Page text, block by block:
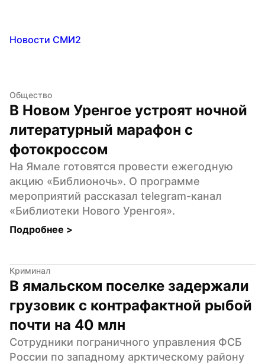
Новости СМИ2
Общество
В Новом Уренгое устроят ночной
литературный марафон с
фотокроссом
На Ямале готовятся провести ежегодную
акцию «Библионочь». О программе
мероприятий рассказал telegram-канал
«Библиотеки Нового Уренгоя».
Подробнее >
Криминал
В ямальском поселке задержали
грузовик с контрафактной рыбой
почти на 40 млн
Сотрудники пограничного управления ФСБ
России по западному арктическому району